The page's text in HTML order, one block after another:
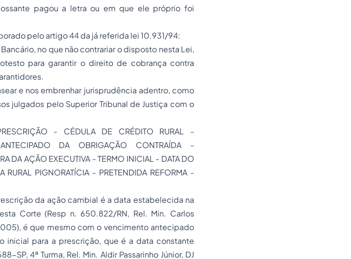
pagou a letra ou em que ele próprio foi
pelo artigo 44 da já referida lei 10.931/94:
no que não contrariar o disposto nesta Lei,
para garantir o direito de cobrança contra
e nos embrenhar jurisprudência adentro, como
julgados pelo Superior Tribunal de Justiça com o
- CÉDULA DE CRÉDITO RURAL -
DA OBRIGAÇÃO CONTRAÍDA -
DA AÇÃO EXECUTIVA - TERMO INICIAL - DATA DO
PIGNORATÍCIA - PRETENDIDA REFORMA -
da ação cambial é a data estabelecida na
Corte (Resp n. 650.822/RN, Rel. Min. Carlos
é que mesmo com o vencimento antecipado
inicial para a prescrição, que é a data constante
SP, 4ª Turma, Rel. Min. Aldir Passarinho Júnior, DJ